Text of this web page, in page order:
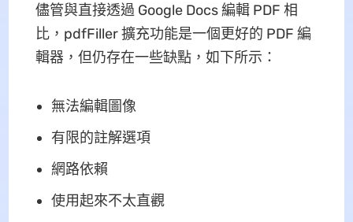
儘管與直接透過 Google Docs 編輯 PDF 相
比，pdfFiller 擴充功能是一個更好的 PDF 編
輯器，但仍存在一些缺點，如下所示：
無法編輯圖像
有限的註解選項
網路依賴
使用起來不太直觀